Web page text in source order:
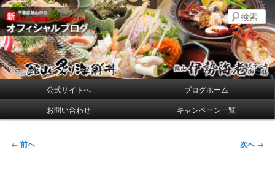
メ
イ
ン
コ
ン
テ
ツ
移
館山炙り海鮮丼・館山伊勢海老ステー
キ御膳 公式ブログ
千葉県館山の新・プレミアムご当地グルメ
検
索
イ
メ
公式サイトへ
ブログホーム
お問い合わせ
キャンペーン一覧
投
← 前へ 次へ→